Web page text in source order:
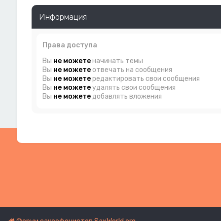
Информация
Права доступа
Вы не можетеначинать темы
Вы не можетеотвечать на сообщения
Вы не можетередактировать свои сообщения
Вы не можетеудалять свои сообщения
Вы не можетедобавлять вложения